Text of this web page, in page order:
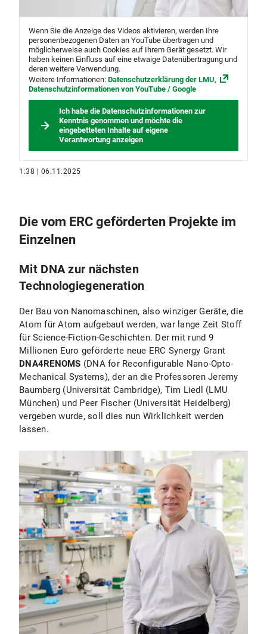
Wenn Sie die Anzeige des Videos aktivieren, werden Ihre
personenbezogenen Daten an YouTube übertragen und
möglicherweise auch Cookies auf Ihrem Gerät gesetzt. Wir
haben keinen Einfluss auf eine etwaige Datenübertragung und
deren weitere Verwendung.
Weitere Informationen: Datenschutzerklärung der LMU,
Datenschutzinformationen von YouTube / Google
Ich habe die Datenschutzinformationen zur
Kenntnis genommen und möchte die
eingebetteten Inhalte auf eigene
Verantwortung anzeigen
1:38 | 06.11.2025
Die vom ERC geförderten Projekte im
Einzelnen
Mit DNA zur nächsten
Technologiegeneration
Der Bau von Nanomaschinen, also winziger Geräte, die
Atom für Atom aufgebaut werden, war lange Zeit Stoff
für Science-Fiction-Geschichten. Der mit rund 9
Millionen Euro geförderte neue ERC Synergy Grant
DNA4RENOMS (DNA for Reconfigurable Nano-Opto-
Mechanical Systems), der an die Professoren Jeremy
Baumberg (Universität Cambridge), Tim Liedl (LMU
München) und Peer Fischer (Universität Heidelberg)
vergeben wurde, soll dies nun Wirklichkeit werden
lassen.